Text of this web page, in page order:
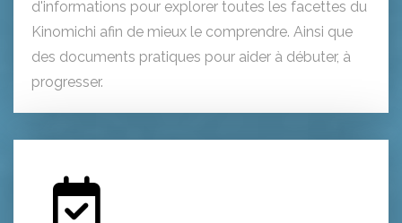
d'informations pour explorer toutes les facettes du
Kinomichi afin de mieux le comprendre. Ainsi que
des documents pratiques pour aider à débuter, à
progresser.